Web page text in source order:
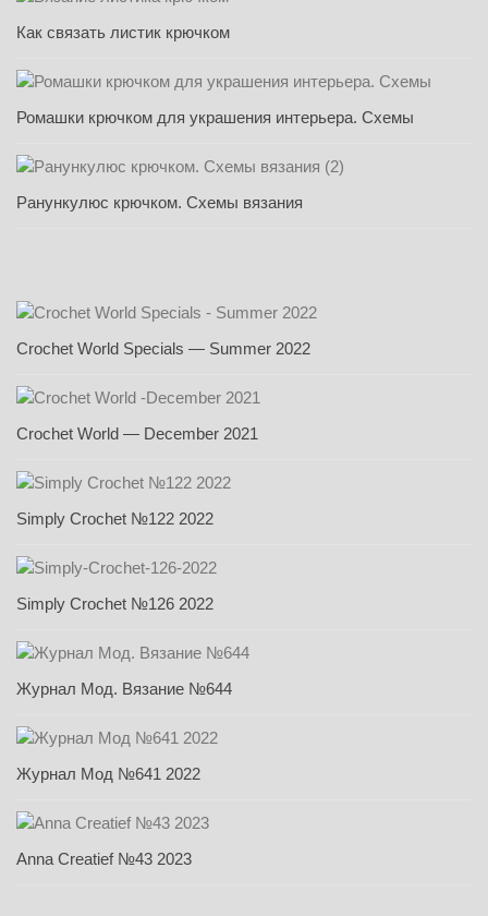
Как связать листик крючком
Ромашки крючком для украшения интерьера. Схемы
Ранункулюс крючком. Схемы вязания
Crochet World Specials — Summer 2022
Crochet World — December 2021
Simply Crochet №122 2022
Simply Crochet №126 2022
Журнал Мод. Вязание №644
Журнал Мод №641 2022
Anna Creatief №43 2023